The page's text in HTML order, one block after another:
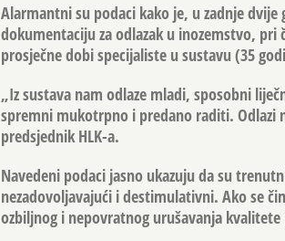
Alarmantni su podaci kako je, u zadnje
dokumentaciju za odlazak u inozemstvo, pri
prosječne dobi specijaliste u sustavu (35
„Iz sustava nam odlaze mladi, sposobni
spremni mukotrpno i predano raditi. Odlazi
predsjednik HLK-a.
Navedeni podaci jasno ukazuju da su
nezadovoljavajući i destimulativni. Ako se
ozbiljnog i nepovratnog urušavanja